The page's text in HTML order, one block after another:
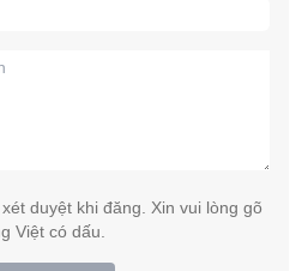
duyệt khi đăng. Xin vui lòng gõ
Việt có dấu.